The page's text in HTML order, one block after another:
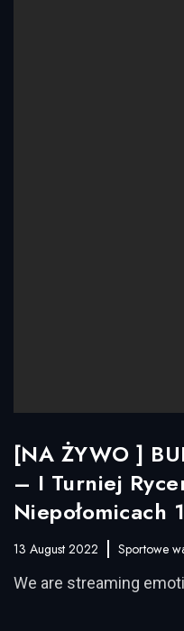
[NA ŻYWO ]
– I Turniej
Niepołomicach
13 August 2022 Sportowe
We are streaming